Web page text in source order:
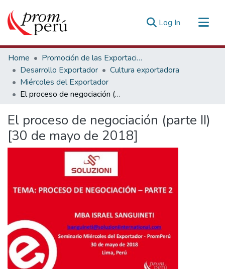
Log In (current)
Communities & Collections
All of DSpace
Statistics
Estadísticas Externas
Home
Promoción de las Exportaciones
Desarrollo Exportador
Cultura exportadora
Miércoles del Exportador
El proceso de negociación (parte II) [30 de mayo de 2018]
El proceso de negociación (parte II)
[30 de mayo de 2018]